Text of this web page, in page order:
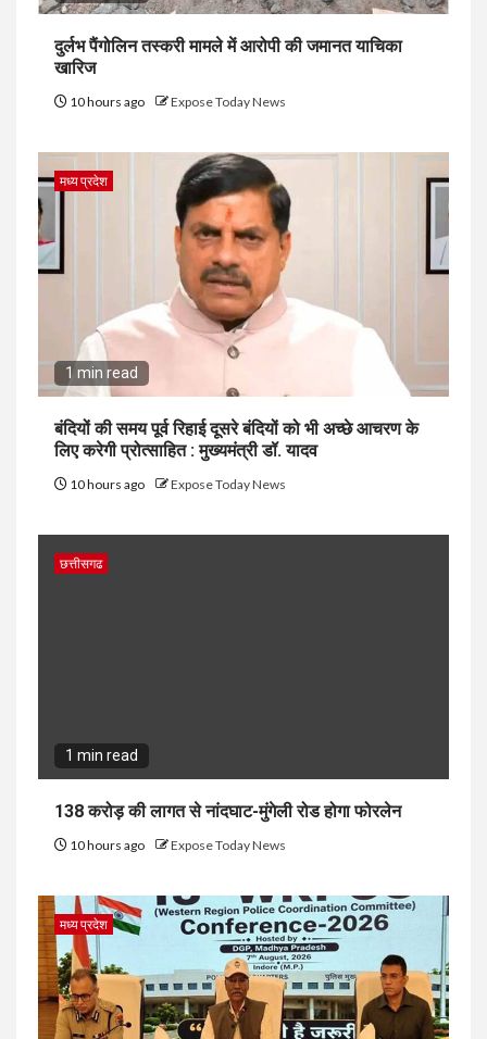
दुर्लभ पैंगोलिन तस्करी मामले में आरोपी की जमानत याचिका
खारिज
10 hours ago Expose Today News
मध्य प्रदेश
1 min read
बंदियों की समय पूर्व रिहाई दूसरे बंदियों को भी अच्छे आचरण के
लिए करेगी प्रोत्साहित : मुख्यमंत्री डॉ. यादव
10 hours ago Expose Today News
छत्तीसगढ
1 min read
138 करोड़ की लागत से नांदघाट-मुंगेली रोड होगा फोरलेन
10 hours ago Expose Today News
मध्य प्रदेश